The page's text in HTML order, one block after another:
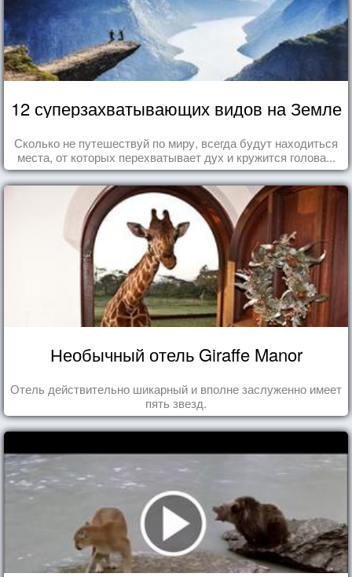
12 суперзахватывающих видов на Земле
Сколько не путешествуй по миру, всегда будут находиться
места, от которых перехватывает дух и кружится голова...
Необычный отель Giraffe Manor
Отель действительно шикарный и вполне заслуженно имеет
пять звезд.